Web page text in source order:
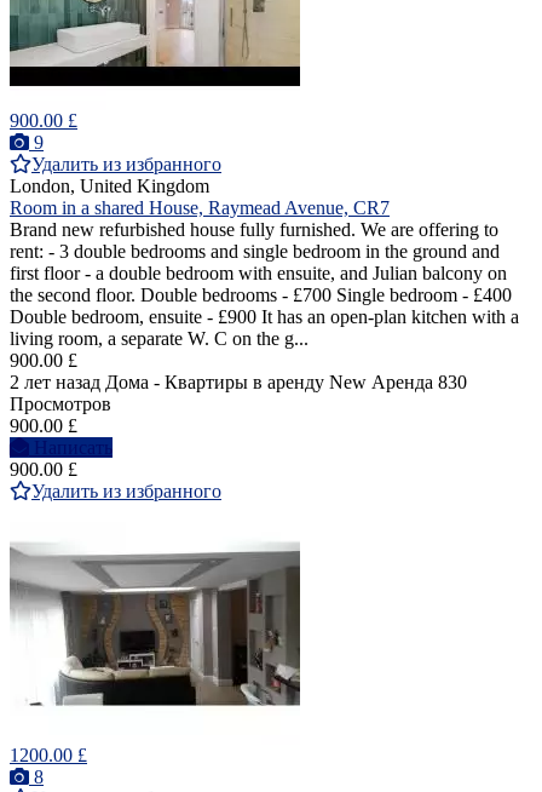
900.00 £
9
Удалить из избранного
London, United Kingdom
Room in a shared House, Raymead Avenue, CR7
Brand new refurbished house fully furnished. We are offering to
rent: - 3 double bedrooms and single bedroom in the ground and
first floor - a double bedroom with ensuite, and Julian balcony on
the second floor. Double bedrooms - £700 Single bedroom - £400
Double bedroom, ensuite - £900 It has an open-plan kitchen with a
living room, a separate W. C on the g...
900.00 £
2 лет назад Дома - Квартиры в аренду New Аренда 830
Просмотров
900.00 £
Написать
900.00 £
Удалить из избранного
1200.00 £
8